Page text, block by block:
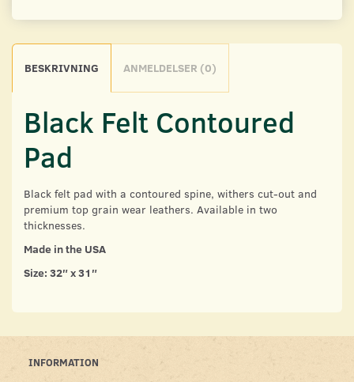
BESKRIVNING ANMELDELSER (0)
Black Felt Contoured
Pad
Black felt pad with a contoured spine, withers cut-out and
premium top grain wear leathers. Available in two
thicknesses.
Made in the USA
Size: 32″ x 31″
INFORMATION